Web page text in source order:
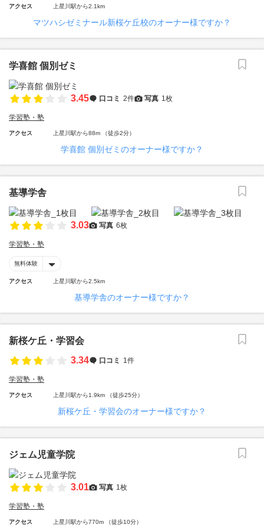
アクセス 上星川駅から2.1km
マツハシゼミナール新桜ケ丘校のオーナー様ですか？
学喜館 個別ゼミ
3.45 口コミ 2件 写真 1枚
学習塾・塾
アクセス 上星川駅から88m （徒歩2分）
学喜館 個別ゼミのオーナー様ですか？
基導学舎
3.03 写真 6枚
学習塾・塾
無料体験
アクセス 上星川駅から2.5km
基導学舎のオーナー様ですか？
新桜ケ丘・学習会
3.34
口コミ 1件
学習塾・塾
アクセス 上星川駅から1.9km （徒歩25分）
新桜ケ丘・学習会のオーナー様ですか？
ジェム児童学院
3.01 写真 1枚
学習塾・塾
アクセス 上星川駅から770m （徒歩10分）